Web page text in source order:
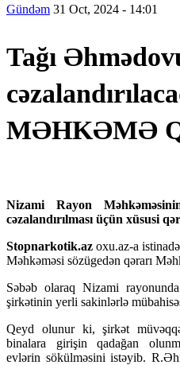
Gündəm 31 Oct, 2024 - 14:01
Tağı
MƏHKƏMƏ
Nizami Rayon
cəzalandırılması üçün xüsusi
Stopnarkotik.azoxu.az-a
Məhkəməsi sözügedən qərarı
Səbəb olaraq Nizami
şirkətinin yerli sakinlərlə
Qeyd olunur ki, şirkət
binalara girişin qadağan
evlərin sökülməsini istəyib.